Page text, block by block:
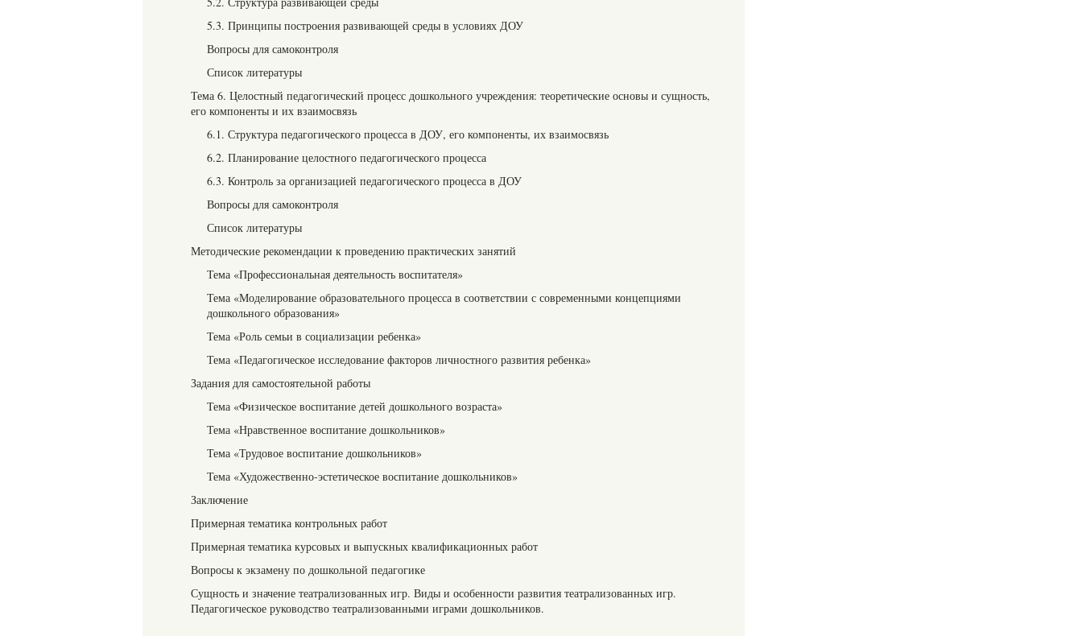
5.3. Принципы построения развивающей среды в условиях ДОУ
Вопросы для самоконтроля
Список литературы
Тема 6. Целостный педагогический процесс дошкольного учреждения: теоретические основы и сущность,
его компоненты и их взаимосвязь
6.1. Структура педагогического процесса в ДОУ, его компоненты, их взаимосвязь
6.2. Планирование целостного педагогического процесса
6.3. Контроль за организацией педагогического процесса в ДОУ
Вопросы для самоконтроля
Список литературы
Методические рекомендации к проведению практических занятий
Тема «Профессиональная деятельность воспитателя»
Тема «Моделирование образовательного процесса в соответствии с современными концепциями
дошкольного образования»
Тема «Роль семьи в социализации ребенка»
Тема «Педагогическое исследование факторов личностного развития ребенка»
Задания для самостоятельной работы
Тема «Физическое воспитание детей дошкольного возраста»
Тема «Нравственное воспитание дошкольников»
Тема «Трудовое воспитание дошкольников»
Тема «Художественно-эстетическое воспитание дошкольников»
Заключение
Примерная тематика контрольных работ
Примерная тематика курсовых и выпускных квалификационных работ
Вопросы к экзамену по дошкольной педагогике
Сущность и значение театрализованных игр. Виды и особенности развития театрализованных игр.
Педагогическое руководство театрализованными играми дошкольников.